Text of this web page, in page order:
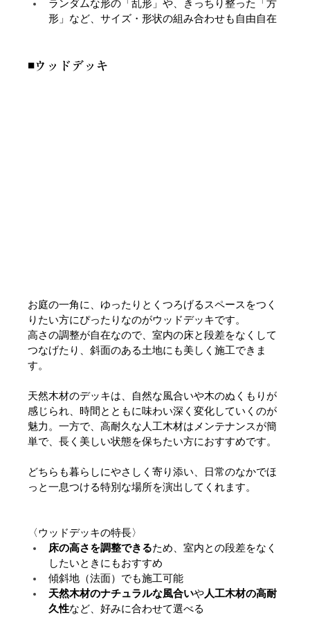
ランダムな形の「乱形」や、きっちり整った「方
形」など、サイズ・形状の組み合わせも自由自在
◾️ウッドデッキ
お庭の一角に、ゆったりとくつろげるスペースをつく
りたい方にぴったりなのがウッドデッキです。
高さの調整が自在なので、室内の床と段差をなくして
つなげたり、斜面のある土地にも美しく施工できま
す。
天然木材のデッキは、自然な風合いや木のぬくもりが
感じられ、時間とともに味わい深く変化していくのが
魅力。一方で、高耐久な人工木材はメンテナンスが簡
単で、長く美しい状態を保ちたい方におすすめです。
どちらも暮らしにやさしく寄り添い、日常のなかでほ
っと一息つける特別な場所を演出してくれます。
〈ウッドデッキの特長〉
床の高さを調整できるため、室内との段差をなく
したいときにもおすすめ
傾斜地（法面）でも施工可能
天然木材のナチュラルな風合いや 人工木材の高耐
久性など、好みに合わせて選べる